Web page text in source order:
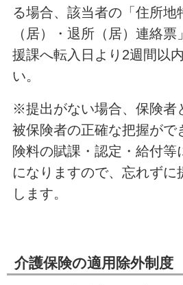
る場合、該当者の「住所地
（居）・退所（居）連絡
援課へ転入日より2週間以
い。
※提出がない場合、保険者
被保険者の正確な把握がで
険料の賦課・認定・給付等
になりますので、忘れずに
します。
介護保険の適用除外制度